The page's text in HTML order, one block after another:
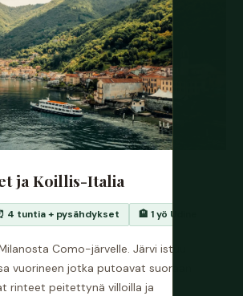
ja Koillis-Italia
4 tuntia + pysähdykset 🏨 1 yö Udine
Como-järvelle. Järvi istuu
vuorineen jotka putoavat suoraan
rinteet peitettynä villoilla ja